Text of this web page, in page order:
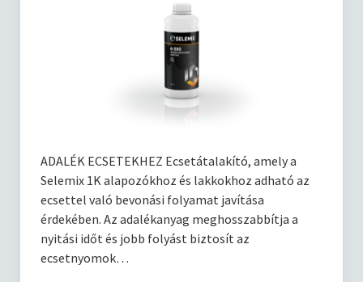
ADALÉK ECSETEKHEZ Ecsetátalakító, amely a
Selemix 1K alapozókhoz és lakkokhoz adható az
ecsettel való bevonási folyamat javítása
érdekében. Az adalékanyag meghosszabbítja a
nyitási időt és jobb folyást biztosít az
ecsetnyomok…